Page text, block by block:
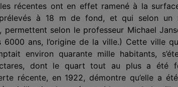
récentes ont en effet ramené à la
à 18 m de fond, et qui selon un
permettent selon le professeur Michael
ans, l’origine de la ville.) Cette ville
environ quarante mille habitants,
dont le quart tout au plus a été
récente, en 1922, démontre qu’elle a